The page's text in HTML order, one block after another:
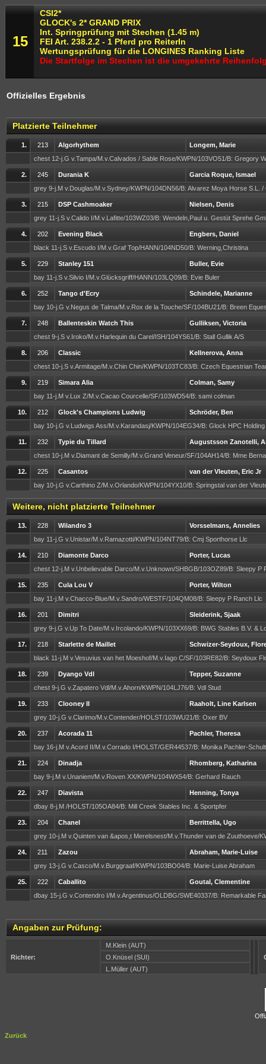
15
CSI2*
GLOCK's 2* GRAND PRIX
Int. Springprüfung mit Stechen (1.45 m)
FEI Art. 238.2.2 - 1 Pferd pro ReiterIn
Wertungsprüfung für die LONGINES Ranking Liste
Die Startfolge im Stechen ist die umgekehrte
Offizielles Ergebnis
Platzierte Teilnehmer
1. 213 Algorhythem
Longem, Marie
chest 12-j.G v.Tampa/M.v.Calvados / Sable Rose/KWPN/103VO51/B: Gregory
2. 245 Durania K
Garcia Roque, Ismael
grey 9-j.M v.Douglas/M.v.Sydney/KWPN/104DN56/B: Alvarez Moya Horse S.L.
3. 215 DSP Cashmoaker
Nielsen, Denis
grey 11-j.S v.Calido I/M.v.Lafitte/103WZ03/B: Wendeln,Paul u. Gestüt Sprehe
4. 202 Evening Black
Engbers, Daniel
black 11-j.S v.Escudo I/M.v.Graf Top/HANN/104ND50/B: Werning,Christina
5. 229 Stanley 151
Buller, Evie
bay 11-j.S v.Silvio I/M.v.Glücksgriff/HANN/103LQ09/B: Evie Buler
6. 252 Tango d'Ecry
Schindele, Marianne
bay 10-j.G v.Negus de Talma/M.v.Rox de la Touche/SF/104BU21/B: Breen
7. 248 Ballenteskin Watch This
Gulliksen, Victoria
chest 9-j.S v.Iroko/M.v.Harlequin du Carel/ISH/104YS61/B: Stall Gullik A/S
8. 206 Classic
Kellnerova, Anna
chest 10-j.S v.Armitage/M.v.Chin Chin/KWPN/103TC83/B: Czech Equestrian
9. 219 Simara Alia
Colman, Samy
bay 11-j.M v.Lux Z/M.v.Cacao Courcelle/SF/103WD54/B: sami colman
10. 212 Glock's Champions Ludwig
Schröder, Ben
bay 10-j.G v.Ludwigs Ass/M.v.Karandasj/KWPN/104EG34/B: Glock HPC
11. 232 Typie du Tillard
Augustsson Zanotelli,
chest 10-j.M v.Diamant de Semilly/M.v.Grand Veneur/SF/104AH14/B: Mme
12. 225 Casantos
van der Vleuten, Eric Jr
bay 10-j.G v.Carthino Z/M.v.Orlando/KWPN/104YX10/B: Springstal van der
Weitere, nicht platzierte Teilnehmer
13. 228 Wilandro 3
Vorsselmans, Annelies
bay 11-j.G v.Unistar/M.v.Ramazotti/KWPN/104NT79/B: Cmj Sporthorse Llc
14. 210 Diamonte Darco
Porter, Lucas
chest 12-j.M v.Unbelievable Darco/M.v.Unknown/SHBGB/103OZ89/B: Sleepy P
15. 235 Cula Lou V
Porter, Wilton
bay 11-j.M v.Chacco-Blue/M.v.Sandro/WESTF/104QM08/B: Sleepy P Ranch Llc
16. 201 Dimitri
Sleiderink, Sjaak
grey 9-j.G v.Up To Date/M.v.Ircolando/KWPN/103XX69/B: BWG Stables B.V. &
17. 218 Starlette de Maillet
Schwizer-Seydoux,
black 11-j.M v.Vesuvius van het Moeshof/M.v.Iago C/SF/103RE82/B: Seydoux
18. 239 Dyango Vdl
Tepper, Suzanne
chest 9-j.G v.Zapatero Vdl/M.v.Ahorn/KWPN/104LJ76/B: Vdl Stud
19. 233 Clooney II
Raaholt, Line Karlsen
grey 10-j.G v.Clarimo/M.v.Contender/HOLST/103WU21/B: Oxer BV
20. 237 Acorada 11
Pachler, Theresa
bay 16-j.M v.Acord II/M.v.Corrado I/HOLST/GER44537/B: Monika Pachler-
21. 224 Dinadja
Rhomberg, Katharina
bay 9-j.M v.Unaniem/M.v.Roven XX/KWPN/104WX54/B: Gerhard Rauch
22. 247 Diavista
Henning, Tonya
dbay 8-j.M /HOLST/105OA84/B: Mill Creek Stables Inc. & Sportpfer
23. 204 Chanel
Berrittella, Ugo
grey 10-j.M v.Quinten van &apos,t Merelsnest/M.v.Thunder van de Zuuthoeve/
24. 211 Zazou
Abraham, Marie-Luise
grey 13-j.G v.Casco/M.v.Burggraaf/KWPN/103BO04/B: Marie-Luise Abraham
25. 222 Caballito
Goutal, Clementine
dbay 15-j.G v.Contendro I/M.v.Argentinus/OLDBG/SWE40337/B: Remarkable
Angaben zur Prüfung:
Richter:
M.Klein (AUT)
O.Knüsel (SUI)
L.Müller (AUT)
Zurück